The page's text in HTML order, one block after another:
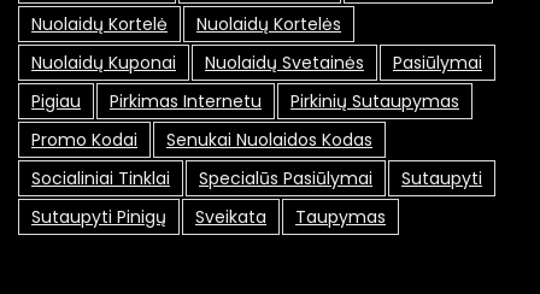
Nuolaidų Kortelė
Nuolaidų Kortelės
Nuolaidų Kuponai
Nuolaidų Svetainės
Pasiūlymai
Pigiau
Pirkimas Internetu
Pirkinių Sutaupymas
Promo Kodai
Senukai Nuolaidos Kodas
Socialiniai Tinklai
Specialūs Pasiūlymai
Sutaupyti
Sutaupyti Pinigų
Sveikata Taupymas